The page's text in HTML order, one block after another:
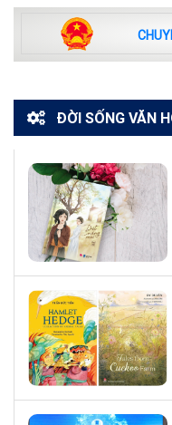
ĐỜI SỐNG VĂN